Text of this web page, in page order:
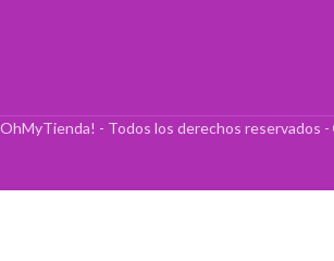
OhMyTienda! - Todos los derechos reservados -